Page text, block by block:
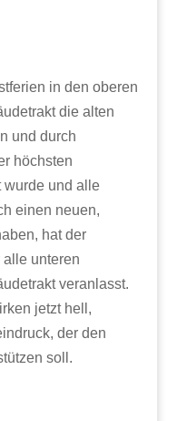
in den oberen
die alten
und durch
höchsten
wurde und alle
einen neuen,
hat der
unteren
veranlasst.
jetzt hell,
der den
soll.